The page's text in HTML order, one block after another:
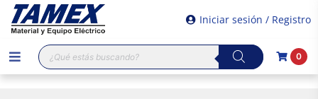
Iniciar sesión / Registro
Búsqueda
de
productos
0